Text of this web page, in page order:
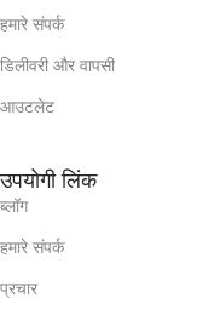
हमारे संपर्क
डिलीवरी और वापसी
आउटलेट
उपयोगी लिंक
ब्लॉग
हमारे संपर्क
प्रचार